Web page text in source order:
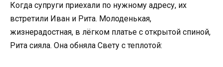
Когда супруги приехали по нужному адресу, их
встретили Иван и Рита. Молоденькая,
жизнерадостная, в лёгком платье с открытой спиной,
Рита сияла. Она обняла Свету с теплотой: